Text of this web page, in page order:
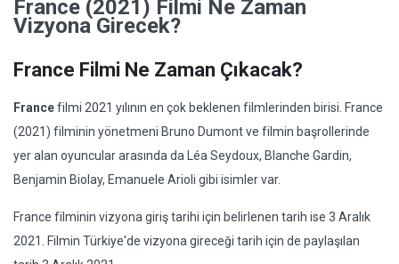
France (2021) Filmi Ne Zaman
Vizyona Girecek?
France Filmi Ne Zaman Çıkacak?
Francefilmi 2021 yılının en çok beklenen filmlerinden birisi. France
(2021) filminin yönetmeni Bruno Dumont ve filmin başrollerinde
yer alan oyuncular arasında da Léa Seydoux, Blanche Gardin,
Benjamin Biolay, Emanuele Arioli gibi isimler var.
France filminin vizyona giriş tarihi için belirlenen tarih ise 3 Aralık
2021. Filmin Türkiye'de vizyona gireceği tarih için de paylaşılan